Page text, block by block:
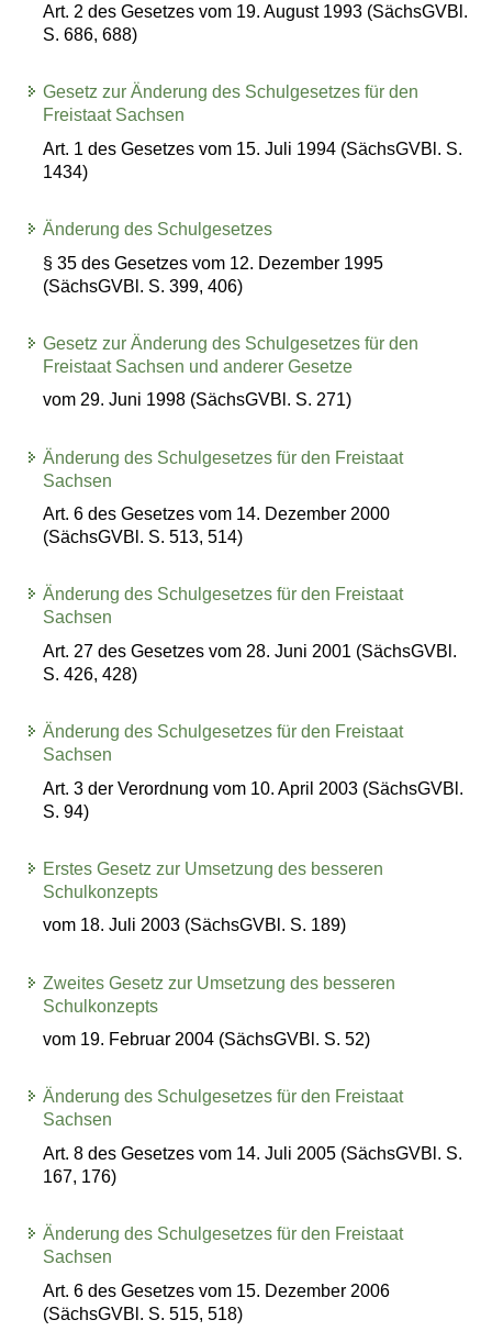
Art. 2 des Gesetzes vom 19. August 1993 (SächsGVBl.
S. 686, 688)
Gesetz zur Änderung des Schulgesetzes für den
Freistaat Sachsen
Art. 1 des Gesetzes vom 15. Juli 1994 (SächsGVBl. S.
1434)
Änderung des Schulgesetzes
§ 35 des Gesetzes vom 12. Dezember 1995
(SächsGVBl. S. 399, 406)
Gesetz zur Änderung des Schulgesetzes für den
Freistaat Sachsen und anderer Gesetze
vom 29. Juni 1998 (SächsGVBl. S. 271)
Änderung des Schulgesetzes für den Freistaat
Sachsen
Art. 6 des Gesetzes vom 14. Dezember 2000
(SächsGVBl. S. 513, 514)
Änderung des Schulgesetzes für den Freistaat
Sachsen
Art. 27 des Gesetzes vom 28. Juni 2001 (SächsGVBl.
S. 426, 428)
Änderung des Schulgesetzes für den Freistaat
Sachsen
Art. 3 der Verordnung vom 10. April 2003 (SächsGVBl.
S. 94)
Erstes Gesetz zur Umsetzung des besseren
Schulkonzepts
vom 18. Juli 2003 (SächsGVBl. S. 189)
Zweites Gesetz zur Umsetzung des besseren
Schulkonzepts
vom 19. Februar 2004 (SächsGVBl. S. 52)
Änderung des Schulgesetzes für den Freistaat
Sachsen
Art. 8 des Gesetzes vom 14. Juli 2005 (SächsGVBl. S.
167, 176)
Änderung des Schulgesetzes für den Freistaat
Sachsen
Art. 6 des Gesetzes vom 15. Dezember 2006
(SächsGVBl. S. 515, 518)